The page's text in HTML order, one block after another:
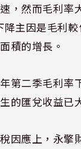
，然而毛利率
降主因是毛利
積的增長。
第二季毛利率
的匯兌收益已
因應上，永擎